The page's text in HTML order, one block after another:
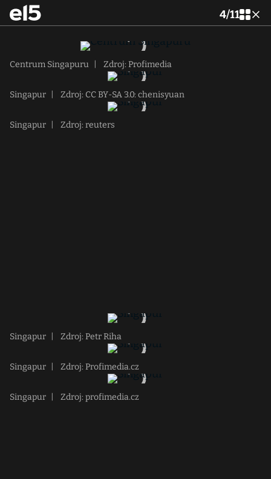
4/11
Centrum Singapuru Zdroj: Profimedia
Singapur Zdroj: CC BY-SA 3.0: chenisyuan
Singapur Zdroj: reuters
Singapur Zdroj: Petr Riha
Singapur Zdroj: Profimedia.cz
Singapur Zdroj: profimedia.cz